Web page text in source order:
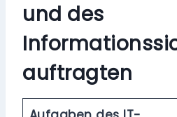
und des
auftragten